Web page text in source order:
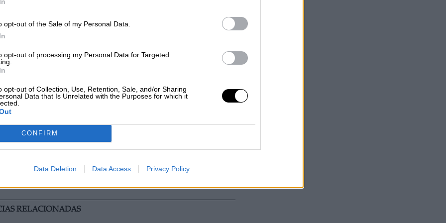
opt-out of the Sale of my Personal Data.
opt-out of processing my Personal Data for Targeted
opt-out of Collection, Use, Retention, Sale, and/or Sharing
Data that Is Unrelated with the Purposes for which it
CONFIRM
Data Deletion Data Access Privacy Policy
órgano al estar dentro los trabajadores,
reunidos
es el relacionado con losregistros corporales
al afirmar que
no lesiona
de que se porten objetos y puedan ser
ciudadana
se realizará cuando resulte idónea para la
Inmigrantes Constitución Policía Nacional
Ley Mordaza
RELACIONADAS